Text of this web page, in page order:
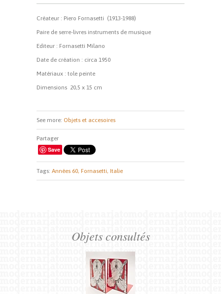
Créateur : Piero Fornasetti (1913-1988)
Paire de serre-livres instruments de musique
Editeur : Fornasetti Milano
Date de création : circa 1950
Matériaux : tole peinte
Dimensions 20,5 x 15 cm
See more: Objets et accesoires
Partager
Save
Tags: Années 60, Fornasetti, Italie
Objets consultés